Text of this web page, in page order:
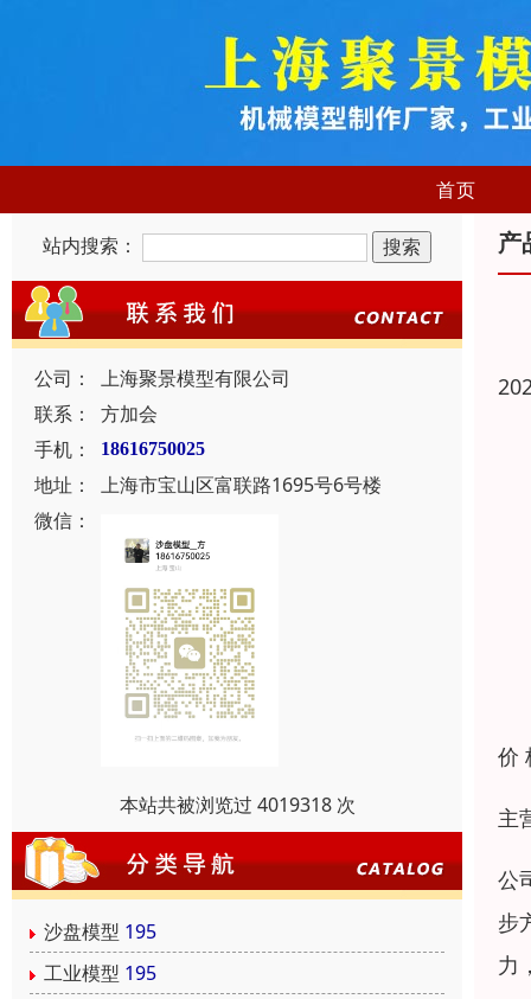
首页
站内搜索：
公司：
上海聚景模型有限公司
联系：
方加会
手机：
18616750025
地址：
上海市宝山区富联路1695号6号楼
微信：
本站共被浏览过 4019318 次
沙盘模型 195
工业模型 195
产
价
主
公
步
力